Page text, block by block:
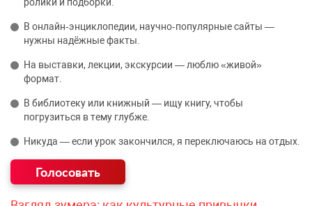
ролики и подборки.
В онлайн‑энциклопедии, научно‑популярные сайты —
нужны надёжные факты.
На выставки, лекции, экскурсии — люблю «живой»
формат.
В библиотеку или книжный — ищу книгу, чтобы
погрузиться в тему глубже.
Никуда — если урок закончился, я переключаюсь на отдых.